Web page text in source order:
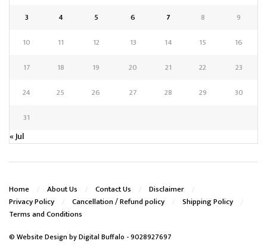
3
4 5 6 7 8
9
10
11 12 13 14 15
16
17
18 19 20 21 22
23
24
25 26 27 28 29
30
31
« Jul
Home About Us Contact Us
Disclaimer
Privacy Policy
Cancellation / Refund policy
Shipping Policy
Terms and Conditions
© Website Design byDigital Buffalo - 9028927697